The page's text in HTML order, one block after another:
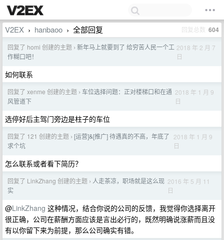
V2EX › hanbaoo › 全部回复 回复总数 604
回复了 homi 创建的主题 › 新年马上就要到了 给穷苦人民一个工
作糊口吧！
2018 年 2 月 7
日
如何联系
回复了 xenme 创建的主题 › 车位选择问题：正对楼梯口和在通
风管道下
2018 年 1 月 9
日
选停好后主驾门旁边是柱子的车位
回复了 121 创建的主题 › [运营]&[推广] 待遇真的不高，年底了
求个坑
2018 年 1 月 9
日
怎么联系或者看下简历？
回复了 LinkZhang 创建的主题 › 人走茶凉，职场就是这么现
实
2016 年 5 月 11
日
@LinkZhang 这种情况，结合你说的公司的反馈，我觉得你选择离开
很正确，公司在薪酬方面应该是言出必行的，既然明确说涨薪而且没
有以你留下来为前提，那么公司确实有错。